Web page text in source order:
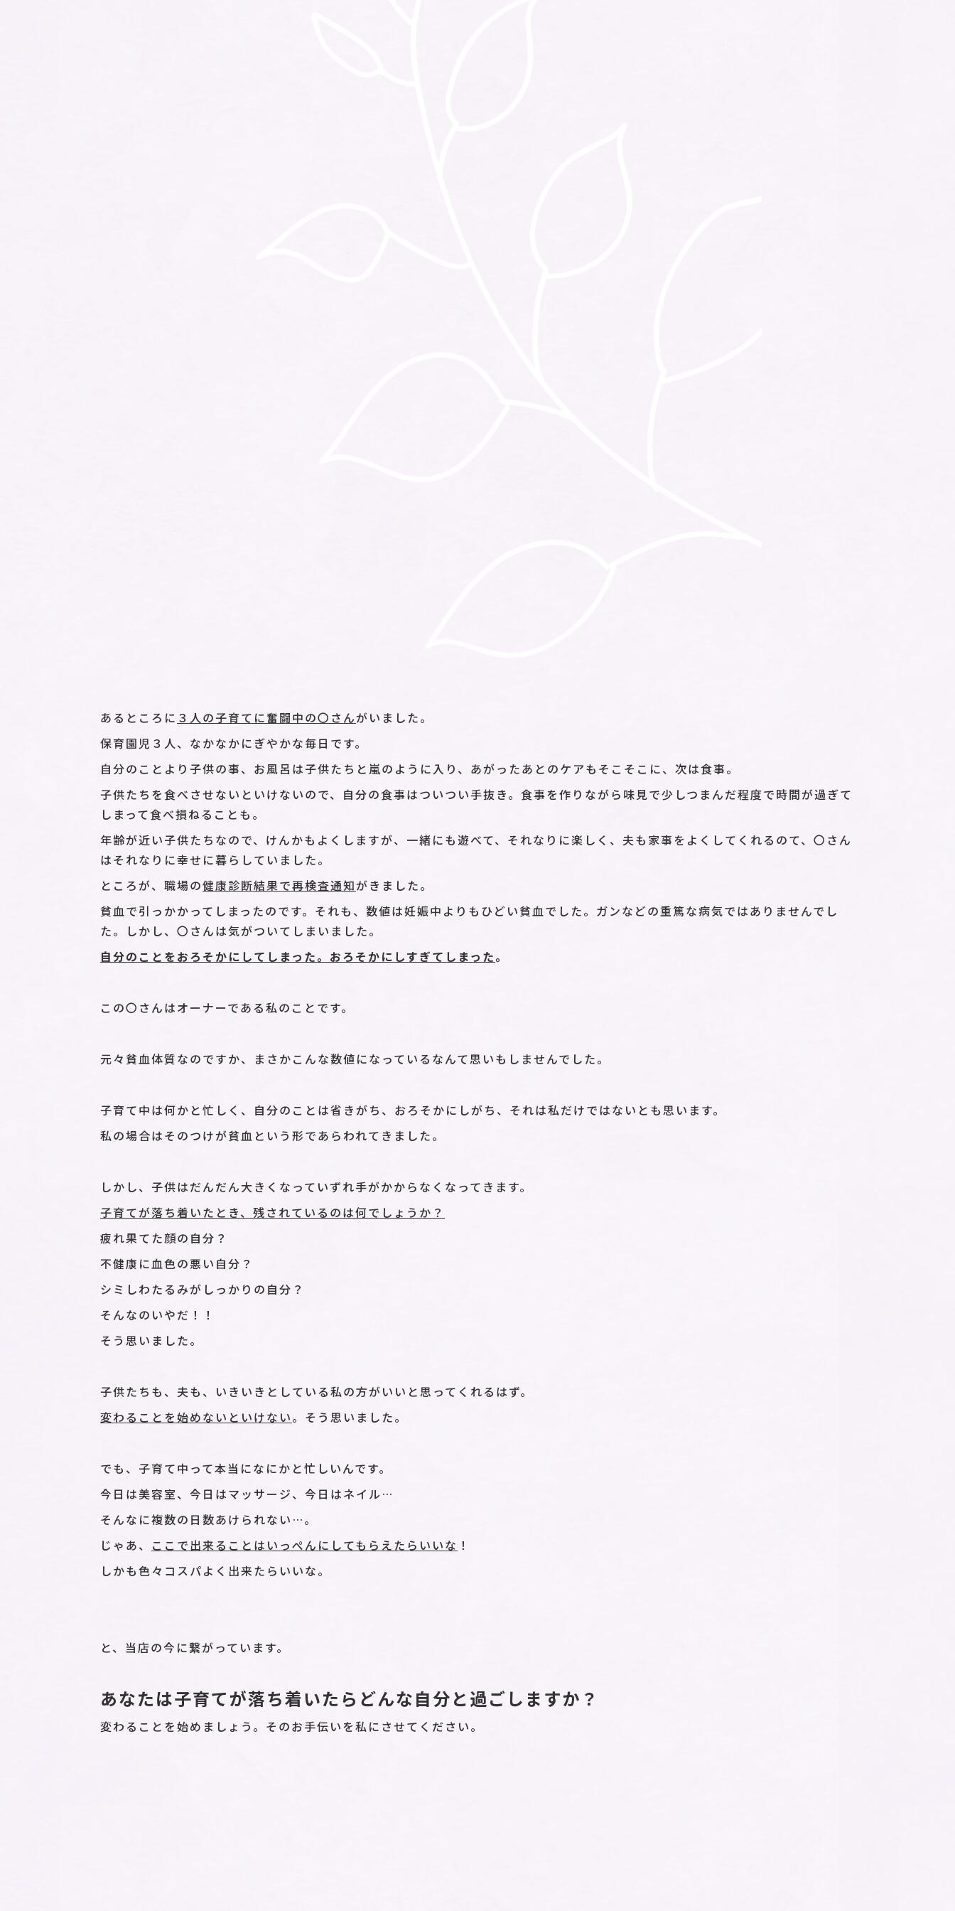
あるところに ３人の子育てに奮闘中の〇さんがいました。
保育園児３人、なかなかにぎやかな毎日です。
自分のことより子供の事、お風呂は子供たちと嵐のように入り、あがったあとのケアもそこそこに、次は食事。
子供たちを食べさせないといけないので、自分の食事はついつい手抜き。食事を作りながら味見で少しつまんだ程度で時間が過ぎて
しまって食べ損ねることも。
年齢が近い子供たちなので、けんかもよくしますが、一緒にも遊べて、それなりに楽しく、夫も家事をよくしてくれるのて、〇さん
はそれなりに幸せに暮らしていました。
ところが、職場の健康診断結果で再検査通知がきました。
貧血で引っかかってしまったのです。それも、数値は妊娠中よりもひどい貧血でした。ガンなどの重篤な病気ではありませんでし
た。しかし、〇さんは気がついてしまいました。
自分のことをおろそかにしてしまった。おろそかにしすぎてしまった。
この〇さんはオーナーである私のことです。
元々貧血体質なのですか、まさかこんな数値になっているなんて思いもしませんでした。
子育て中は何かと忙しく、自分のことは省きがち、おろそかにしがち、それは私だけではないとも思います。
私の場合はそのつけが貧血という形であらわれてきました。
しかし、子供はだんだん大きくなっていずれ手がかからなくなってきます。
子育てが落ち着いたとき、残されているのは何でしょうか？
疲れ果てた顔の自分？
不健康に血色の悪い自分？
シミしわたるみがしっかりの自分？
そんなのいやだ！！
そう思いました。
子供たちも、夫も、いきいきとしている私の方がいいと思ってくれるはず。
変わることを始めないといけない。そう思いました。
でも、子育て中って本当になにかと忙しいんです。
今日は美容室、今日はマッサージ、今日はネイル…
そんなに複数の日数あけられない…。
じゃあ、 ここで出来ることはいっぺんにしてもらえたらいいな ！
しかも色々コスパよく出来たらいいな。
と、当店の今に繋がっています。
あなたは子育てが落ち着いたらどんな自分と過ごしますか？
変わることを始めましょう。そのお手伝いを私にさせてください。